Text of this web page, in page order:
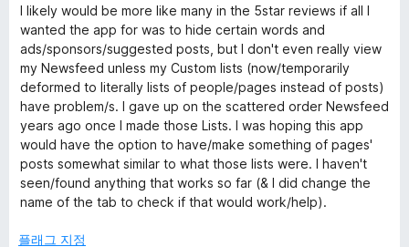
I likely would be more like many in the 5star reviews if all I
wanted the app for was to hide certain words and
ads/sponsors/suggested posts, but I don't even really view
my Newsfeed unless my Custom lists (now/temporarily
deformed to literally lists of people/pages instead of posts)
have problem/s. I gave up on the scattered order Newsfeed
years ago once I made those Lists. I was hoping this app
would have the option to have/make something of pages'
posts somewhat similar to what those lists were. I haven't
seen/found anything that works so far (& I did change the
name of the tab to check if that would work/help).
플래그 지정